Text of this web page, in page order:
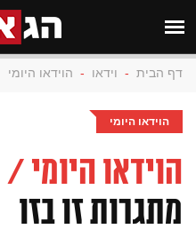
דף הבית - וידאו - הוידאו היומי
הוידאו היומי
הוידאו היומי /
מתגרות זו בזו